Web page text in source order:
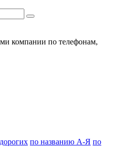
компании по телефонам,
по названию А-Я по